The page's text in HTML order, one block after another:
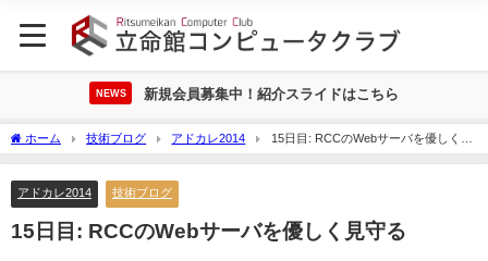
NEWS 新規会員募集中！紹介スライドはこちら
ホーム 技術ブログ アドカレ2014
15日目: RCCのWebサーバを優しく見
守る
アドカレ2014 技術ブログ
15日目: RCCのWebサーバを優しく見守る